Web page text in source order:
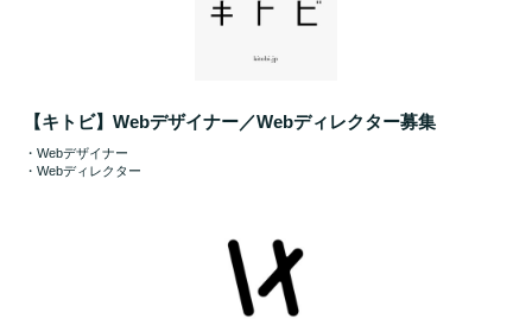
【キトビ】Webデザイナー／Webディレクター募集
・Webデザイナー
・Webディレクター